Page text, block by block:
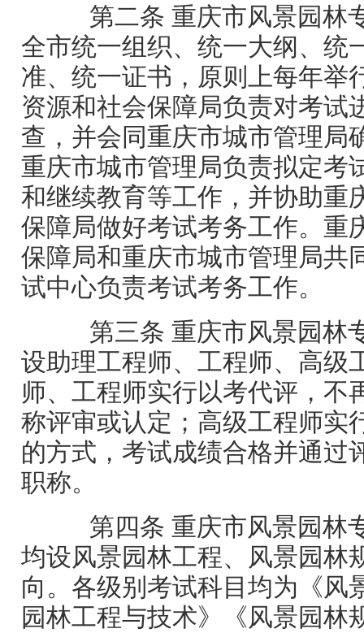
第二条 重庆市风景园林
全市统一组织、统一大纲、统
准、统一证书，原则上每年举
资源和社会保障局负责对考试
查，并会同重庆市城市管理局
重庆市城市管理局负责拟定考
和继续教育等工作，并协助重
保障局做好考试考务工作。重
保障局和重庆市城市管理局共
试中心负责考试考务工作。
第三条 重庆市风景园林
设助理工程师、工程师、高级
师、工程师实行以考代评，不
称评审或认定；高级工程师实
的方式，考试成绩合格并通过
职称。
第四条 重庆市风景园林
均设风景园林工程、风景园林
向。各级别考试科目均为《风
园林工程与技术》《风景园林